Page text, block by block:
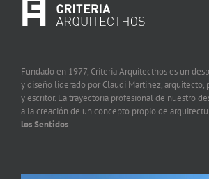
Fundado en 1977, Criteria Arquitecthos es un
y diseño liderado por Claudi Martínez, arquitecto,
y escritor. La trayectoria profesional de nuestro
a la creación de un concepto propio de
los Sentidos